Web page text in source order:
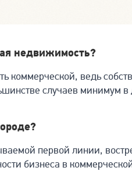
недвижимость?
ведь
случаев минимум
первой линии,
бизнеса в